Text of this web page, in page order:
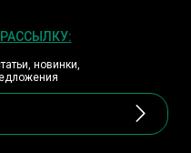
новинки,